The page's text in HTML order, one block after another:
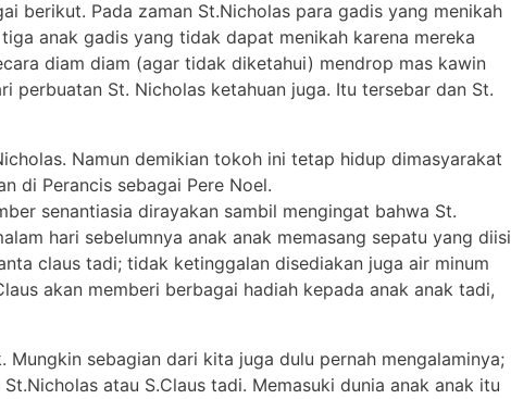
berikut. Pada zaman St.Nicholas para gadis yang menikah
anak gadis yang tidak dapat menikah karena mereka
diam diam (agar tidak diketahui) mendrop mas kawin
perbuatan St. Nicholas ketahuan juga. Itu tersebar dan St.
Namun demikian tokoh ini tetap hidup dimasyarakat
di Perancis sebagai Pere Noel.
senantiasia dirayakan sambil mengingat bahwa St.
hari sebelumnya anak anak memasang sepatu yang diisi
claus tadi; tidak ketinggalan disediakan juga air minum
akan memberi berbagai hadiah kepada anak anak tadi,
sebagian dari kita juga dulu pernah mengalaminya;
atau S.Claus tadi. Memasuki dunia anak anak itu